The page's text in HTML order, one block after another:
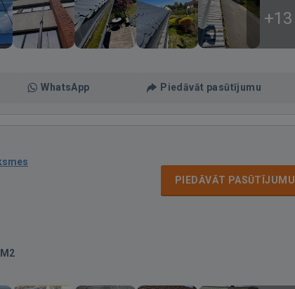
+13
WhatsApp Piedāvāt pasūtījumu
PIEDĀVĀT PASŪTĪJUMU